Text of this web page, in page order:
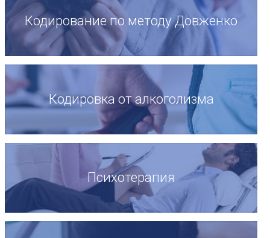
Кодирование по методу Довженко
Кодировка от алкоголизма
Психотерапия